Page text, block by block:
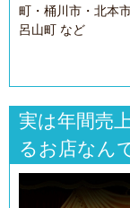
町・桶川市・北本
呂山町 など
実は年間売
るお店なん